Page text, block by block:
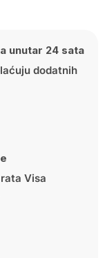
unutar 24 sata
dodatnih
Visa